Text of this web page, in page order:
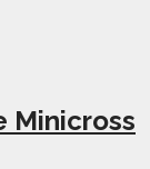
Minicross